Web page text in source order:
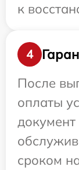
к
4
После
оплаты
сроком